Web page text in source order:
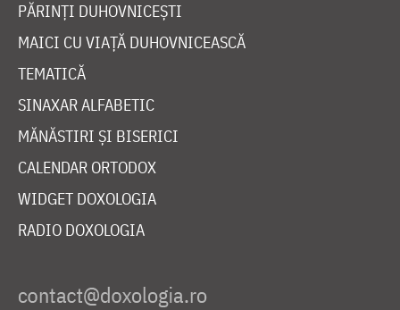
PĂRINȚI DUHOVNICEȘTI
MAICI CU VIAȚĂ DUHOVNICEASCĂ
TEMATICĂ
SINAXAR ALFABETIC
MĂNĂSTIRI ȘI BISERICI
CALENDAR ORTODOX
WIDGET DOXOLOGIA
RADIO DOXOLOGIA